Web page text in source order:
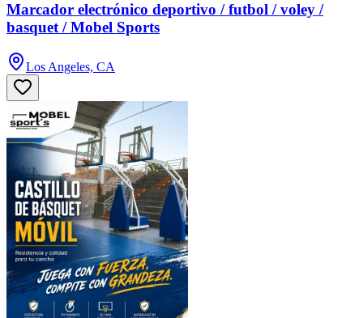
Marcador electrónico deportivo / futbol / voley /
basquet / Mobel Sports
Los Angeles, CA